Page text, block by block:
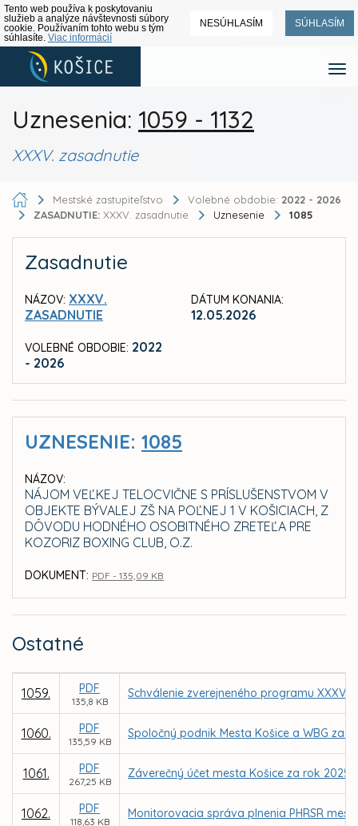
Tento web používa k poskytovaniu
služieb a analýze návštevnosti súbory
cookie. Používaním tohto webu s tým
súhlasíte. Viac informácií
NESÚHLASÍM SÚHLASÍM
Uznesenia: 1059 - 1132
XXXV. zasadnutie
Mestské zastupiteľstvo Volebné obdobie: 2022 - 2026
ZASADNUTIE: XXXV. zasadnutie Uznesenie 1085
Zasadnutie
NÁZOV: XXXV.
ZASADNUTIE
VOLEBNÉ OBDOBIE: 2022
- 2026
DÁTUM KONANIA:
12.05.2026
UZNESENIE: 1085
NÁZOV:
NÁJOM VEĽKEJ TELOCVIČNE S PRÍSLUŠENSTVOM V
OBJEKTE BÝVALEJ ZŠ NA POĽNEJ 1 V KOŠICIACH, Z
DÔVODU HODNÉHO OSOBITNÉHO ZRETEĽA PRE
KOZORIZ BOXING CLUB, O.Z.
DOKUMENT: PDF - 135,09 KB
Ostatné
1059. PDF
135,8 KB
Schválenie zverejneného programu XXXV.
1060. PDF
135,59 KB
Spoločný podnik Mesta Košice a WBG za
1061. PDF
267,25 KB
Záverečný účet mesta Košice za rok 2025
1062. PDF
118,63 KB
Monitorovacia správa plnenia PHRSR